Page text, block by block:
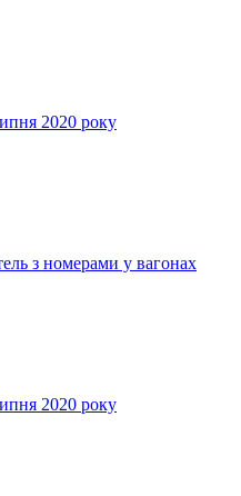
2020 року
з номерами у вагонах
2020 року